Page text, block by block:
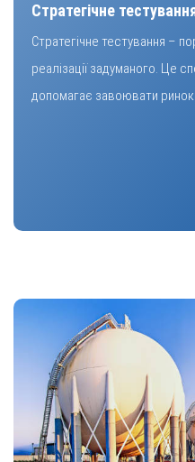
Стратегічне
Стратегічне тестування –
реалізації задуманого. Це
допомагає завоювати ринок.